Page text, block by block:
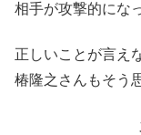
相手が攻撃的にな
正しいことが言え
椿隆之さんもそう